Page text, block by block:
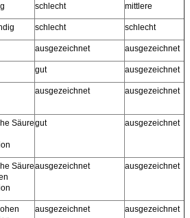
schlecht mittlere
schlecht schlecht
ausgezeichnet ausgezeichnet
gut ausgezeichnet
ausgezeichnet ausgezeichnet
Säuregut ausgezeichnet
Säureausgezeichnet ausgezeichnet
ausgezeichnet ausgezeichnet